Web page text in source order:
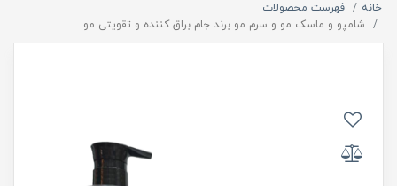
خانه
فهرست محصولات
شامپو و ماسک مو و سرم مو برند جام براق کننده و تقویتی مو